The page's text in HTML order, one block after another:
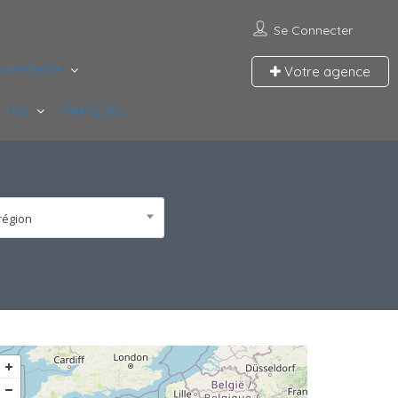
Se Connecter
Votre agence
TNS MARQUES